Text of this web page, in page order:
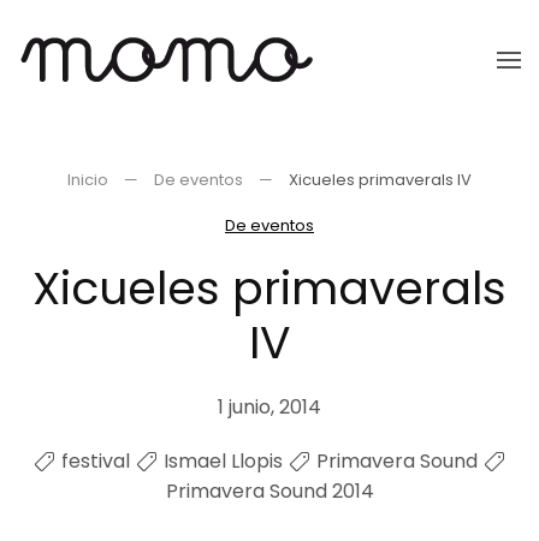
Ir
Inicio De eventos
Xicueles primaverals IV
De eventos
Xicueles primaverals
IV
1 junio, 2014
festival
Ismael Llopis
Primavera Sound
Primavera Sound 2014